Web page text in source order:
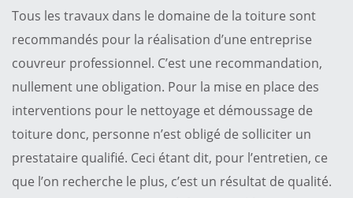
Tous les travaux dans le domaine de la toiture sont
recommandés pour la réalisation d’une entreprise
couvreur professionnel. C’est une recommandation,
nullement une obligation. Pour la mise en place des
interventions pour le nettoyage et démoussage de
toiture donc, personne n’est obligé de solliciter un
prestataire qualifié. Ceci étant dit, pour l’entretien, ce
que l’on recherche le plus, c’est un résultat de qualité.